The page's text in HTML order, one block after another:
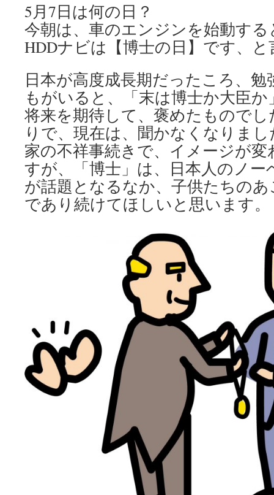
5月7日は何の日？
今朝は、車のエンジンを始動す
HDDナビは【博士の日】です、
日本が高度成長期だったころ、
もがいると、「末は博士か大臣
将来を期待して、褒めたもので
りで、現在は、聞かなくなりま
家の不祥事続きで、イメージが
すが、「博士」は、日本人のノー
が話題となるなか、子供たちの
であり続けてほしいと思います。